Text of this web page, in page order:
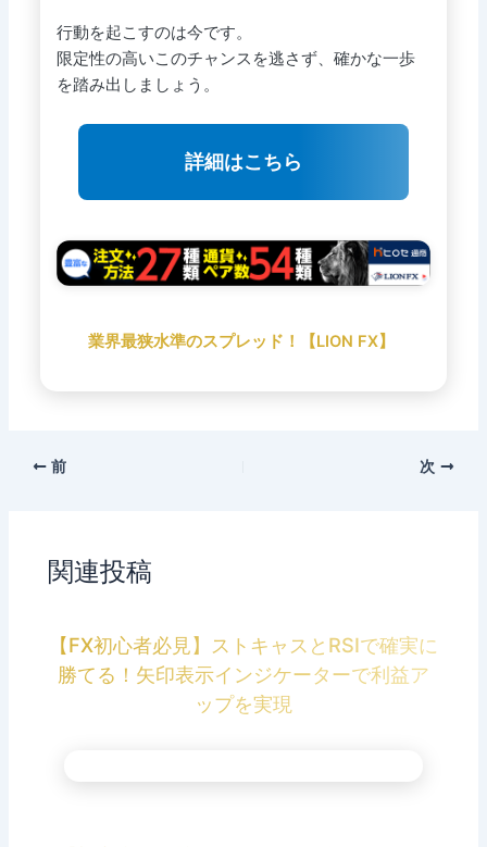
行動を起こすのは今です。
限定性の高いこのチャンスを逃さず、確かな一歩
を踏み出しましょう。
詳細はこちら
業界最狭水準のスプレッド！【LION FX】
前 次
関連投稿
【FX初心者必見】ストキャスとRSIで確実に
勝てる！矢印表示インジケーターで利益ア
ップを実現